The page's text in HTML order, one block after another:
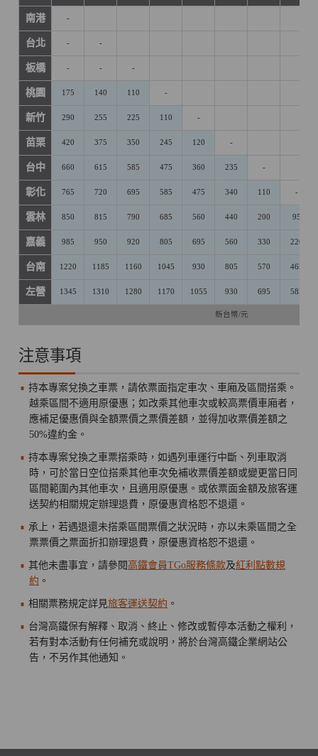
南港 -
台北 - -
板橋 - - -
桃園 175 140 110 -
新竹 290 255 225 110 -
苗栗 420 375 350 245 120 -
台中 660 615 585 475 360 235 -
彰化 765 720 695 585 475 340 110 -
雲林 850 815 790 685 560 440 200 95
嘉義 985 950 920 805 695 560 330 220
台南 1220 1185 1160 1045 930 805 570 465
左營 1345 1310 1280 1170 1055 930 695 585
新台幣/元
注意事項
持本專案兌換之車票，請依票面指定車次、車廂及區間搭乘。
越乘區間不適用原優惠；如改乘其他車次或較高票價車廂者，
應補足優惠價與全額票價之票價差額，並得加收票價差額之
50%違約金。
持本專案兌換之車票搭乘時，如遇列車運行中斷、列車取消
時，可於當日空位搭乘其他車次免補收票價差額或變更當日同
區間範圍內其他車次，且適用原優惠。或依票面金額及旅客運
送契約相關規定辦理退費，原優惠資格恕不退還。
承上，若遇退還未搭乘區間票價之狀況時，亦以未乘區間之全
票票價之票面折扣辦理退費，原優惠資格恕不退還。
其他未盡事宜，請參閱高鐵會員TGo服務條款及紅利點數規
約 。
相關票務規定詳見旅客運送契約 。
台灣高鐵保有解釋、取消、終止、修改或暫停本活動之權利，
若有對本活動有任何補充或說明，將於台灣高鐵企業網站公
告，不另作其他通知。